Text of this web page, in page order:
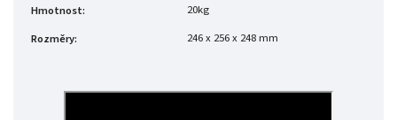
Hmotnost:
20kg
Rozměry: 246 x 256 x 248 mm